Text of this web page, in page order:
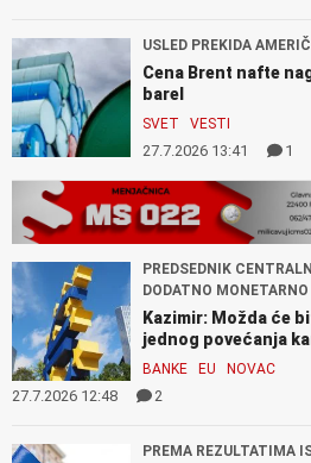
USLED PREKIDA
Cena Brent nafte
barel
SVET VESTI
27.7.2026 13:41 1
PREDSEDNIK
DODATNO
Kazimir: Možda će
jednog povećanja
BANKE EU NOVAC
27.7.2026 12:48 2
PREMA REZULTATIMA